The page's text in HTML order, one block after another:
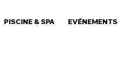
PISCINE & SPA EVÉNEMENTS